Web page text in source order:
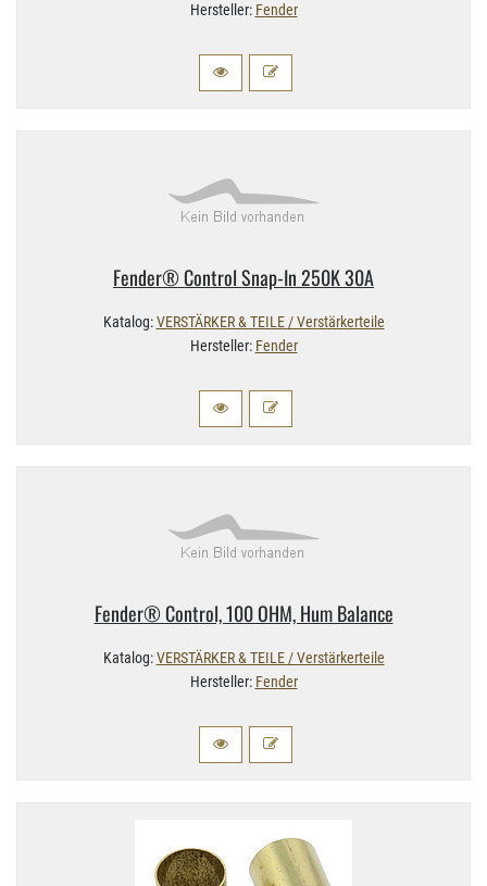
Hersteller: Fender
Fender® Control Snap-​In 250K 30A
Katalog:VERSTÄRKER & TEILE / Verstärkerteile
Hersteller: Fender
Fender® Control, 100 OHM, Hum Balance
Katalog:VERSTÄRKER & TEILE / Verstärkerteile
Hersteller: Fender